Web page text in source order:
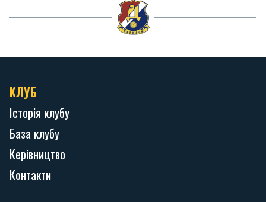
КЛУБ
Історія клубу
База клубу
Керівництво
Контакти